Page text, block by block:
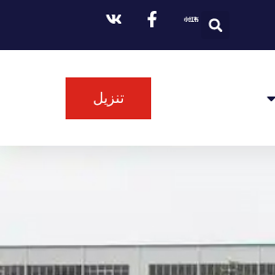
تنزيل